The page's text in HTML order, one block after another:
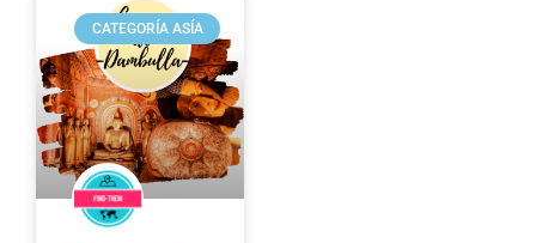
CATEGORÍA ASÍA